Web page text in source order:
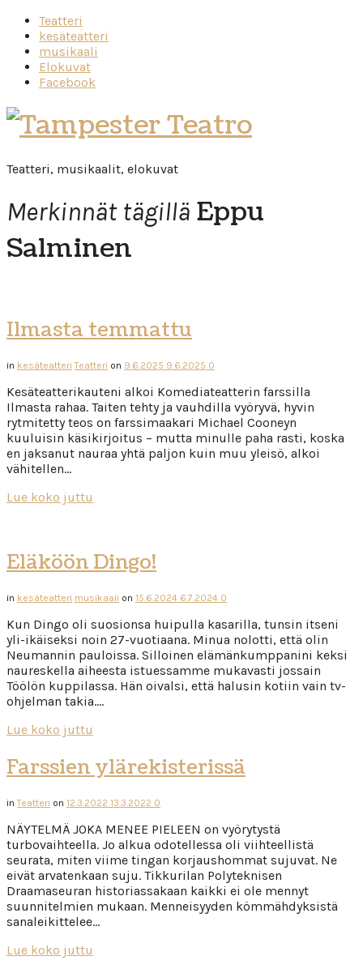
Teatteri
kesäteatteri
musikaali
Elokuvat
Facebook
Tampester
Teatro
Teatteri, musikaalit, elokuvat
Merkinnät tägillä Eppu
Salminen
Ilmasta temmattu
in kesäteatteri Teatteri on 9.6.2025 9.6.2025 0
Kesäteatterikauteni alkoi Komediateatterin farssilla
Ilmasta rahaa. Taiten tehty ja vauhdilla vyöryvä, hyvin
rytmitetty teos on farssimaakari Michael Cooneyn
kuuluisin käsikirjoitus – mutta minulle paha rasti, koska
en jaksanut nauraa yhtä paljon kuin muu yleisö, alkoi
vähitellen…
Lue koko juttu
Eläköön Dingo!
in kesäteatteri musikaali on 15.6.2024 6.7.2024 0
Kun Dingo oli suosionsa huipulla kasarilla, tunsin itseni
yli-ikäiseksi noin 27-vuotiaana. Minua nolotti, että olin
Neumannin pauloissa. Silloinen elämänkumppanini keksi
naureskella aiheesta istuessamme mukavasti jossain
Töölön kuppilassa. Hän oivalsi, että halusin kotiin vain tv-
ohjelman takia….
Lue koko juttu
Farssien ylärekisterissä
inTeatteri on 12.3.2022 13.3.2022 0
NÄYTELMÄ JOKA MENEE PIELEEN on vyörytystä
turbovaihteella. Jo alkua odotellessa oli viihteellistä
seurata, miten viime tingan korjaushommat sujuvat. Ne
eivät arvatenkaan suju. Tikkurilan Polyteknisen
Draamaseuran historiassakaan kaikki ei ole mennyt
suunnitelmien mukaan. Menneisyyden kömmähdyksistä
sanaleikittelee…
Lue koko juttu